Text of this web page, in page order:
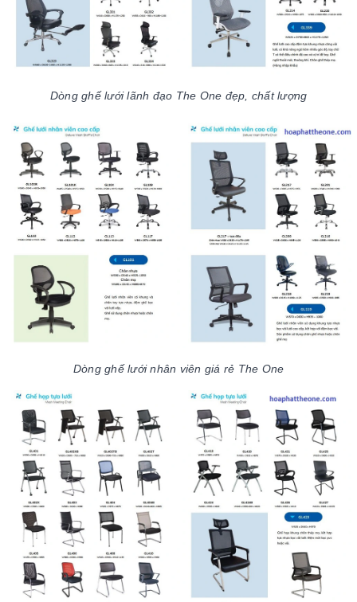
Dòng ghế lưới lãnh đạo The One đẹp, chất lượng
Dòng ghế lưới nhân viên giá rẻ The One